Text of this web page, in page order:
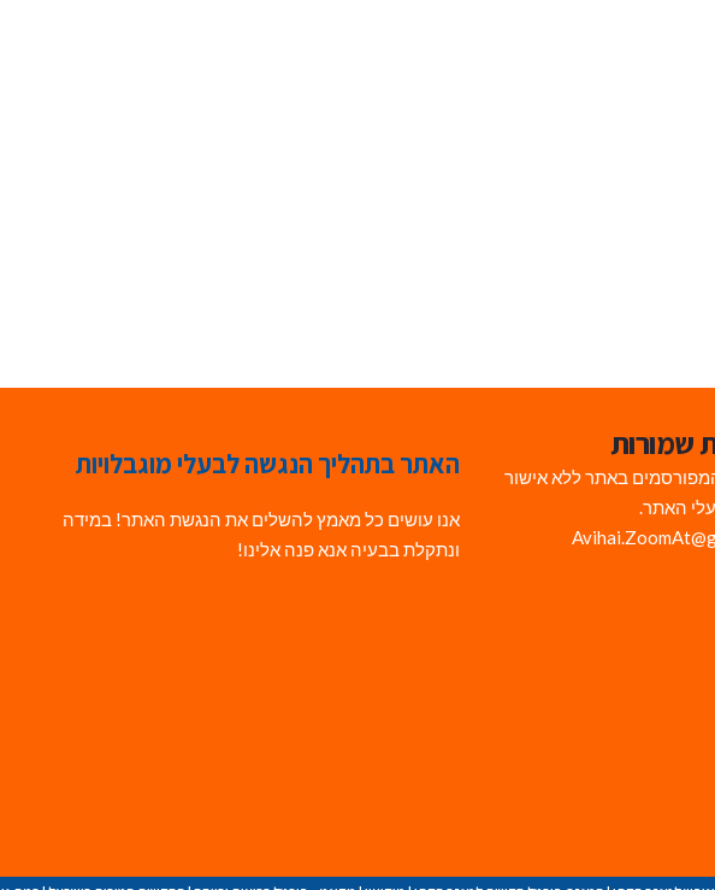
שמורות
באתר ללא אישור
האתר.
האתר בתהליך הנגשה לבעלי מוגבלויות
אנו עושים כל מאמץ להשלים את הנגשת האתר! במידה
ונתקלת בבעיה אנא פנה אלינו!